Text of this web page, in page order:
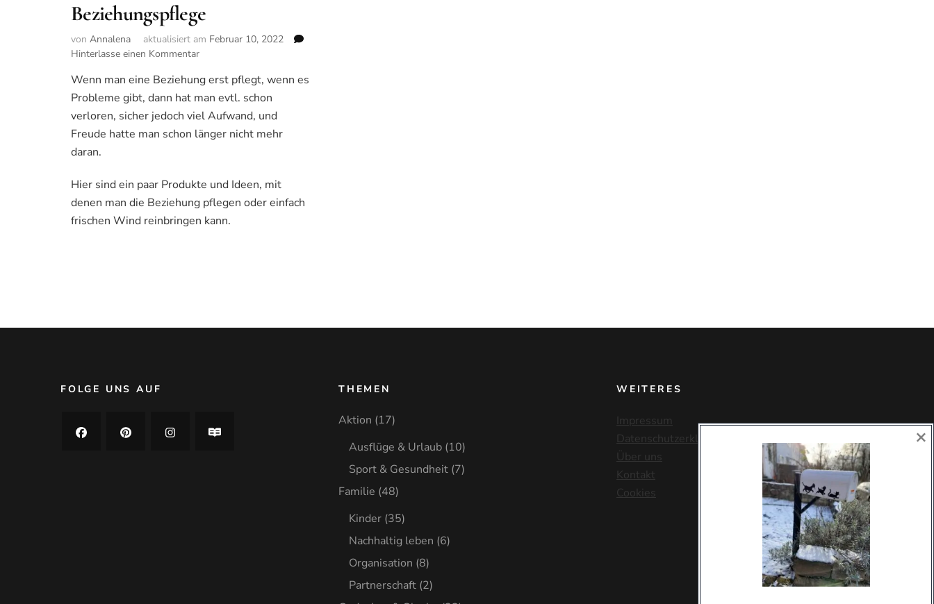
Beziehungspflege
von Annalena aktualisiert am Februar 10, 2022
Hinterlasse einen Kommentar
Wenn man eine Beziehung erst pflegt, wenn es
Probleme gibt, dann hat man evtl. schon
verloren, sicher jedoch viel Aufwand, und
Freude hatte man schon länger nicht mehr
daran.
Hier sind ein paar Produkte und Ideen, mit
denen man die Beziehung pflegen oder einfach
frischen Wind reinbringen kann.
FOLGE UNS AUF THEMEN
Aktion (17)
Ausflüge & Urlaub (10)
Sport & Gesundheit (7)
Familie (48)
Kinder (35)
Nachhaltig leben (6)
Organisation (8)
Partnerschaft (2)
WEITERES
Impressum
Datenschutzerklärung
Über uns
Kontakt
Cookies
×